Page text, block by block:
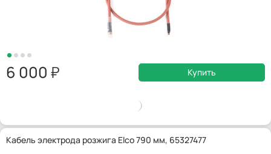
6 000 Купить
Кабель электрода розжига Elco 790 мм, 65327477